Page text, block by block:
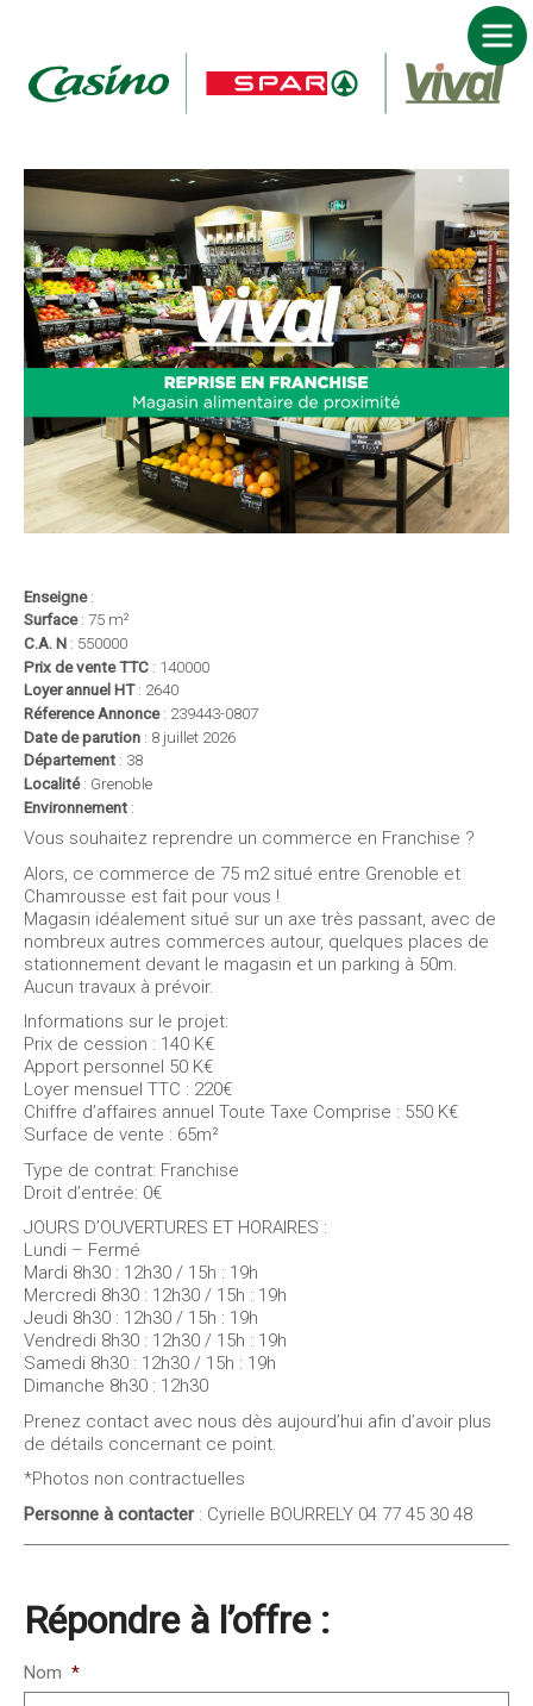
ACCUEIL FRANCHISE CASINO SPAR VIVAL
DEVENIR FRANCHISÉ
ACTUALITÉS
NOUS CONTACTER
Enseigne:
Surface: 75 m²
C.A. N : 550000
Prix de vente TTC : 140000
Loyer annuel HT: 2640
Réference Annonce: 239443-0807
Date de parution : 8 juillet 2026
Département : 38
Localité: Grenoble
Environnement :
Vous souhaitez reprendre un commerce en Franchise ?
Alors, ce commerce de 75 m2 situé entre Grenoble et
Chamrousse est fait pour vous !
Magasin idéalement situé sur un axe très passant, avec de
nombreux autres commerces autour, quelques places de
stationnement devant le magasin et un parking à 50m.
Aucun travaux à prévoir.
Informations sur le projet:
Prix de cession : 140 K€
Apport personnel 50 K€
Loyer mensuel TTC : 220€
Chiffre d’affaires annuel Toute Taxe Comprise : 550 K€
Surface de vente : 65m²
Type de contrat: Franchise
Droit d’entrée: 0€
JOURS D’OUVERTURES ET HORAIRES :
Lundi – Fermé
Mardi 8h30 : 12h30 / 15h : 19h
Mercredi 8h30 : 12h30 / 15h : 19h
Jeudi 8h30 : 12h30 / 15h : 19h
Vendredi 8h30 : 12h30 / 15h : 19h
Samedi 8h30 : 12h30 / 15h : 19h
Dimanche 8h30 : 12h30
Prenez contact avec nous dès aujourd’hui afin d’avoir plus
de détails concernant ce point.
*Photos non contractuelles
Personne à contacter: Cyrielle BOURRELY 04 77 45 30 48
Répondre à l’offre :
Nom *